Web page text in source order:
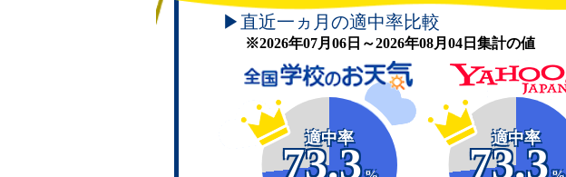
▶直近一ヵ月の適中率比較
※2026年07月06日～2026年08月04日集計の値
適中率
73.3
適中率
73.3